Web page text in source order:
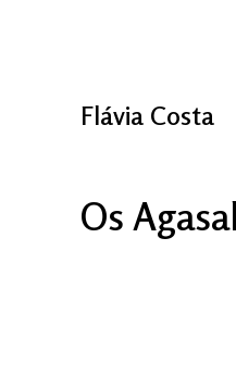
Flávia Costa
Os